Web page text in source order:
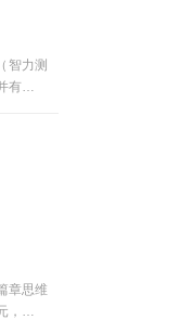
智力测
所收
间请
章思维
包括